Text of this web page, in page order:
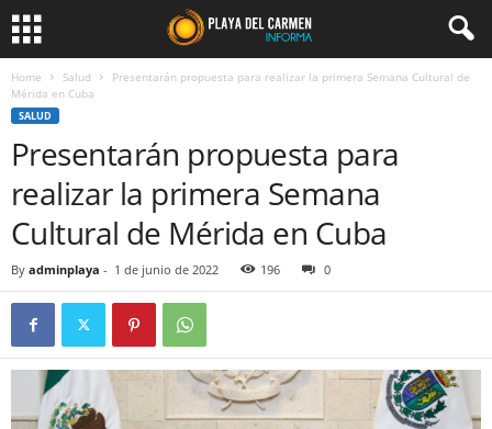
Home Salud
Presentarán propuesta para realizar la primera Semana Cultural de
Mérida en Cuba
SALUD
Presentarán propuesta para
realizar la primera Semana
Cultural de Mérida en Cuba
By adminplaya - 1 de junio de 2022 196 0